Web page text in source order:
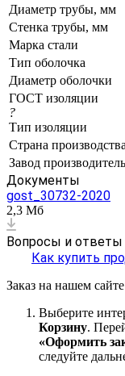
Диаметр трубы, мм
Стенка трубы, мм
Марка стали
Тип оболочка
Диаметр оболочки
ГОСТ изоляции
?
Тип изоляции
Страна производства
Завод производитель
Документы
gost_30732-2020
2,3 Мб
Вопросы и ответы
Как купить
Заказ на нашем
Выберите
Корзину.
«Оформить
следуйте